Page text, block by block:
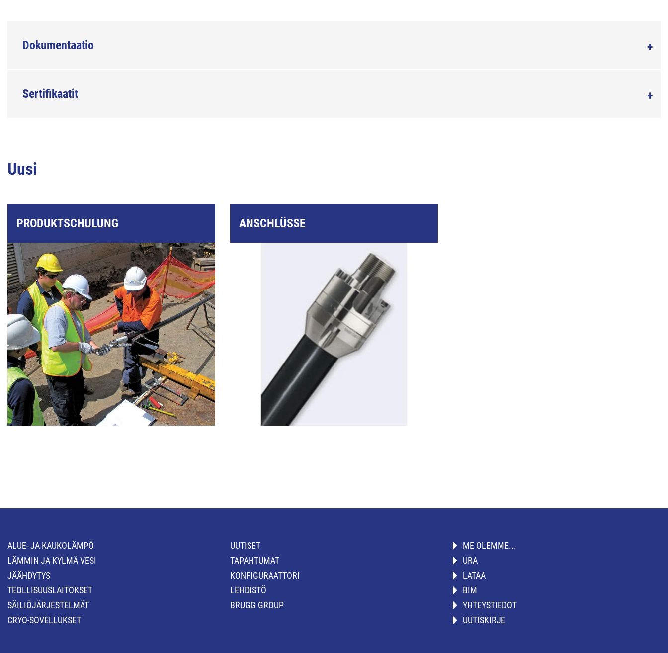
Dokumentaatio
Sertifikaatit
Uusi
PRODUKTSCHULUNG ANSCHLÜSSE
ALUE- JA KAUKOLÄMPÖ
LÄMMIN JA KYLMÄ VESI
JÄÄHDYTYS
TEOLLISUUSLAITOKSET
SÄILIÖJÄRJESTELMÄT
CRYO-SOVELLUKSET
UUTISET
TAPAHTUMAT
KONFIGURAATTORI
LEHDISTÖ
BRUGG GROUP
ME OLEMME...
URA
LATAA
BIM
YHTEYSTIEDOT
UUTISKIRJE